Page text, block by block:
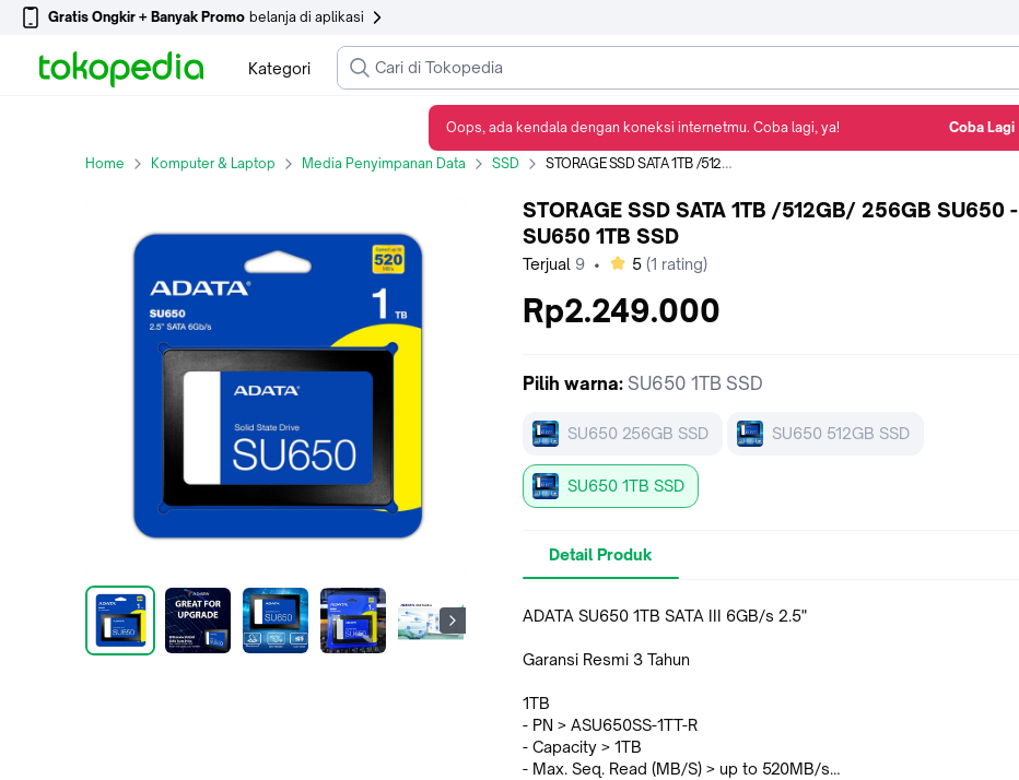
Gratis Ongkir + Banyak Promo belanja di aplikasi
Kategori
Home Komputer & Laptop Media Penyimpanan Data SSD STORAGE SSD SATA 1TB /512GB/ 256GB SU650 - SU650 1TB SSD
STORAGE SSD SATA 1TB /512GB/ 256GB SU650 -
SU650 1TB SSD
Terjual 9 • bintang
5 (1 rating)
Rp2.249.000
Pilih warna: SU650 1TB SSD
SU650 256GB SSD SU650 512GB SSD
SU650 1TB SSD
Detail Produk
ADATA SU650 1TB SATA III 6GB/s 2.5"
Garansi Resmi 3 Tahun
1TB
- PN > ASU650SS-1TT-R
- Capacity > 1TB
- Max. Seq. Read (MB/S) > up to 520MB/s
Oops, ada kendala dengan koneksi internetmu. Coba lagi, ya! Coba Lagi